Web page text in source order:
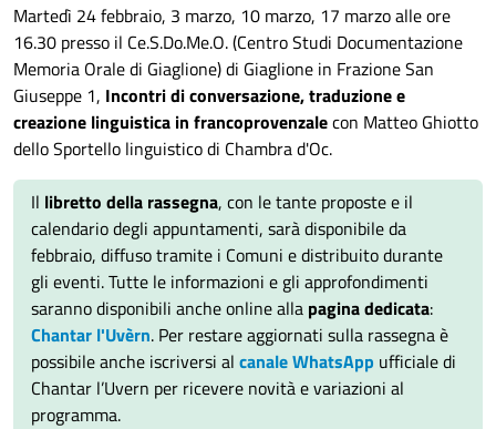
Martedì 24 febbraio, 3 marzo, 10 marzo, 17 marzo alle ore
16.30 presso il Ce.S.Do.Me.O. (Centro Studi Documentazione
Memoria Orale di Giaglione) di Giaglione in Frazione San
Giuseppe 1, Incontri di conversazione, traduzione e
creazione linguistica in francoprovenzalecon Matteo Ghiotto
dello Sportello linguistico di Chambra d'Oc.
Il libretto della rassegna, con le tante proposte e il
calendario degli appuntamenti, sarà disponibile da
febbraio, diffuso tramite i Comuni e distribuito durante
gli eventi. Tutte le informazioni e gli approfondimenti
saranno disponibili anche online alla pagina dedicata:
Chantar l'Uvèrn. Per restare aggiornati sulla rassegna è
possibile anche iscriversi al canale WhatsApp ufficiale di
Chantar l’Uvern per ricevere novità e variazioni al
programma.